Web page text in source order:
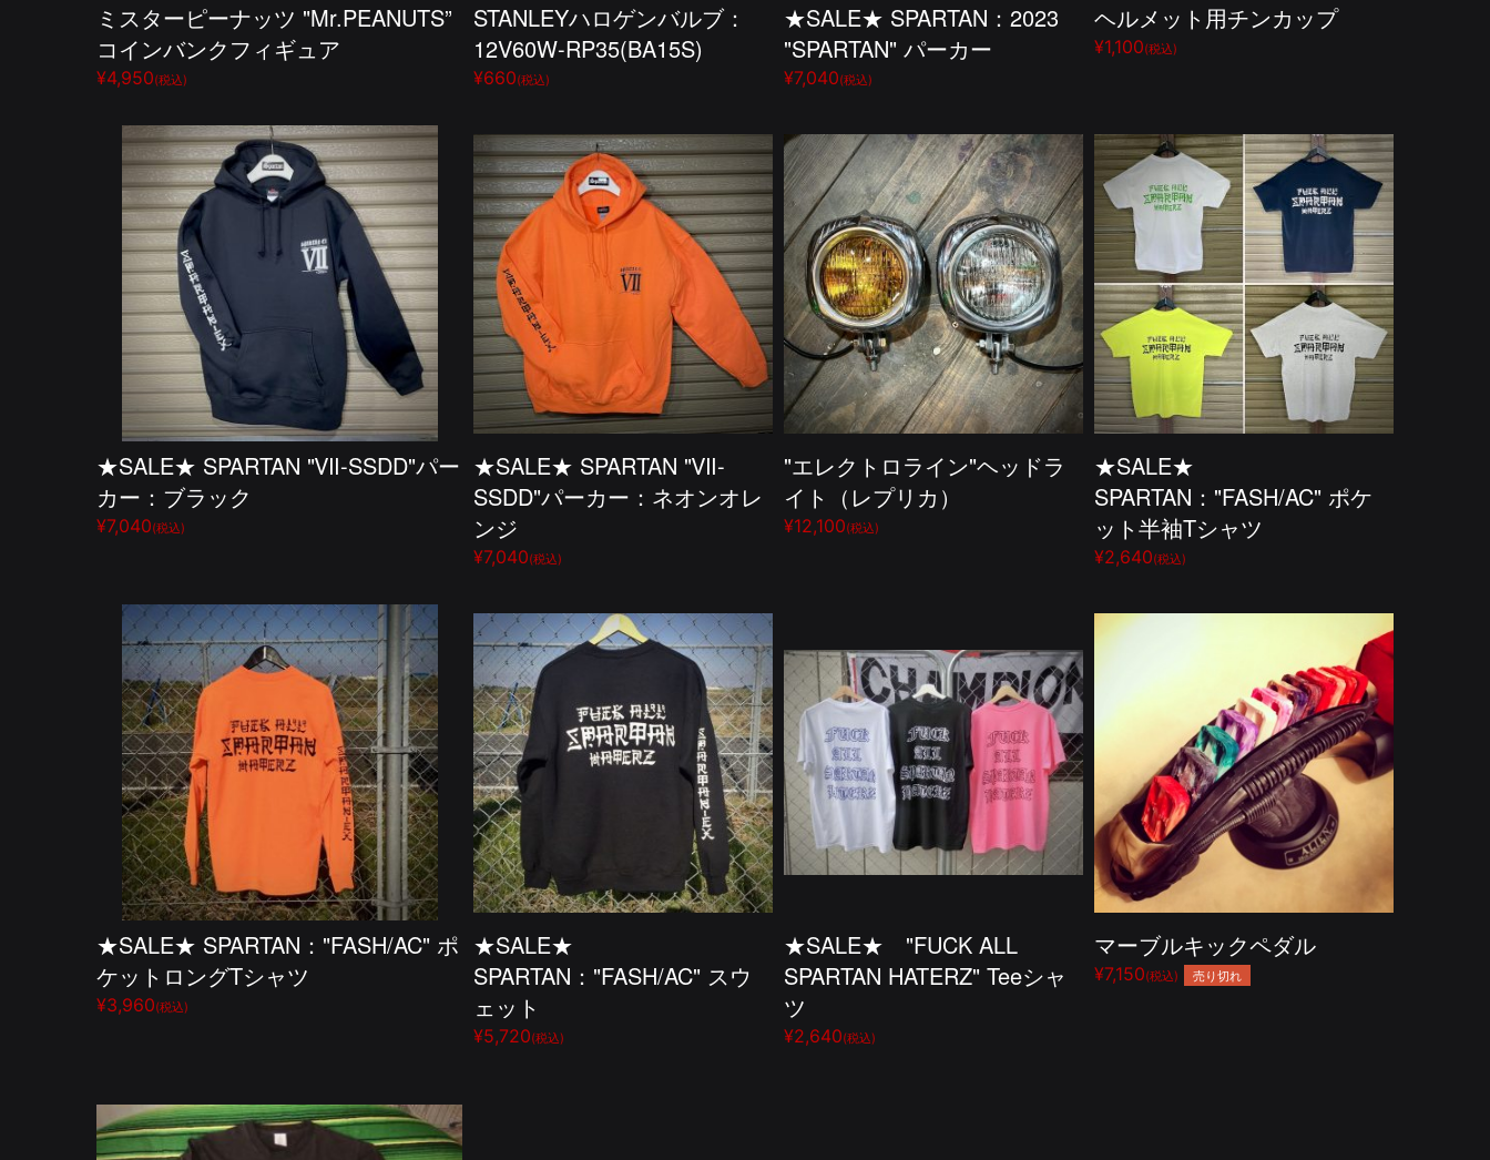
ミスターピーナッツ "Mr.PEANUTS”
コインバンクフィギュア
¥4,950(税込)
STANLEYハロゲンバルブ：
12V60W-RP35(BA15S)
¥660(税込)
★SALE★ SPARTAN：2023
"SPARTAN" パーカー
¥7,040(税込)
ヘルメット用チンカップ
¥1,100(税込)
★SALE★ SPARTAN "Ⅶ-SSDD"パー
カー：ブラック
¥7,040(税込)
★SALE★ SPARTAN "Ⅶ-
SSDD"パーカー：ネオンオレ
ンジ
¥7,040(税込)
"エレクトロライン"ヘッドラ
イト（レプリカ）
¥12,100(税込)
★SALE★
SPARTAN："FASH/AC" ポケ
ット半袖Tシャツ
¥2,640(税込)
★SALE★ SPARTAN："FASH/AC" ポ
ケットロングTシャツ
¥3,960(税込)
★SALE★
SPARTAN："FASH/AC" スウ
ェット
¥5,720(税込)
★SALE★ "FUCK ALL
SPARTAN HATERZ" Teeシャ
ツ
¥2,640(税込)
マーブルキックペダル
¥7,150(税込) 売り切れ